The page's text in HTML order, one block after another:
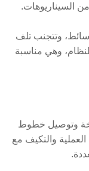
السيناريوهات.
وتتجنب تلف
وهي مناسبة
وتوصيل خطوط
والتكيف مع